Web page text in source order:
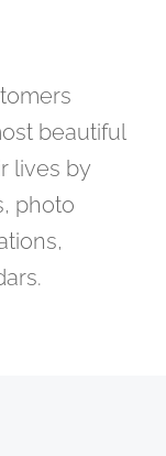
beautiful
lives by
photo